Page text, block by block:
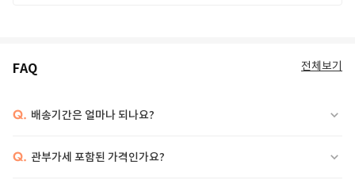
FAQ 전체보기
Q. 배송기간은 얼마나 되나요?
Q. 관부가세 포함된 가격인가요?